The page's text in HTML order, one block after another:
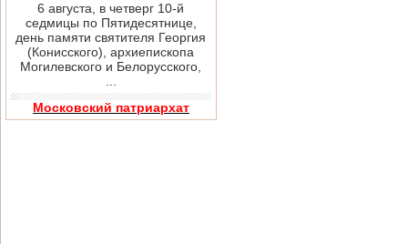
6 августа, в четверг 10-й
седмицы по Пятидесятнице,
день памяти святителя Георгия
(Конисского), архиепископа
Могилевского и Белорусского,
Московский патриархат